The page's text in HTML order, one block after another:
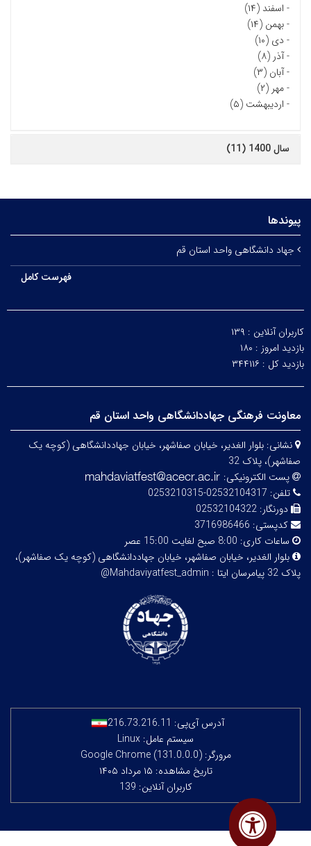
- اسفند (۱۴)
-بهمن (۱۴)
- دی (۱۰)
-آذر (۸)
-آبان (۳)
-مهر (۲)
- اردیبهشت (۵)
سال 1400 (11)
پیوندها
جهاد دانشگاهی واحد استان قم
فهرست کامل
کاربران آنلاین : ۱۳۹
بازدید امروز : ۱۸۰
بازدید کل : ۳۴۴۱۱۶
معاونت فرهنگی جهاددانشگاهی واحد استان قم
نشانی: بلوار الغدیر، خیابان صفاشهر، خیابان جهاددانشگاهی (کوچه یک
صفاشهر)، پلاک 32
پست الکترونیکی:
تلفن: 02532104317-0253210315
دورنگار: 02532104322
کدپستی: 3716986466
ساعات کاری: 8:00 صبح لغایت 15:00 عصر
بلوار الغدیر، خیابان صفاشهر، خیابان جهاددانشگاهی (کوچه یک صفاشهر)،
پلاک 32
پیامرسان ایتا : Mahdaviyatfest_admin@
آدرس آی‌پی: 216.73.216.11
سیستم عامل: Linux
مرورگر: Google Chrome (131.0.0.0)
تاریخ مشاهده: ۱۵ مرداد ۱۴۰۵
کاربران آنلاین: 139